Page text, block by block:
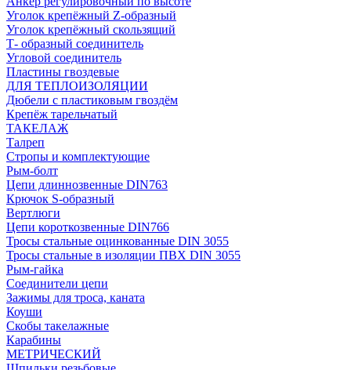
Уголок крепёжный Z-образный
Уголок крепёжный скользящий
Т- образный соединитель
Угловой соединитель
Пластины гвоздевые
ДЛЯ ТЕПЛОИЗОЛЯЦИИ
Дюбели с пластиковым гвоздём
Крепёж тарельчатый
ТАКЕЛАЖ
Талреп
Стропы и комплектующие
Рым-болт
Цепи длиннозвенные DIN763
Крючок S-образный
Вертлюги
Цепи короткозвенные DIN766
Тросы стальные оцинкованные DIN 3055
Тросы стальные в изоляции ПВХ DIN 3055
Рым-гайка
Соединители цепи
Зажимы для троса, каната
Коуши
Скобы такелажные
Карабины
МЕТРИЧЕСКИЙ